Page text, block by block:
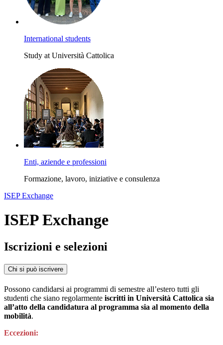
International students
Study at Università Cattolica
Enti, aziende e professioni
Formazione, lavoro, iniziative e consulenza
ISEP Exchange
ISEP Exchange
Iscrizioni e selezioni
Chi si può iscrivere
Possono candidarsi ai programmi di semestre all’estero tutti gli
studenti che siano regolarmente iscritti in Università Cattolica sia
all’atto della candidatura al programma sia al momento della
mobilità.
Eccezioni: